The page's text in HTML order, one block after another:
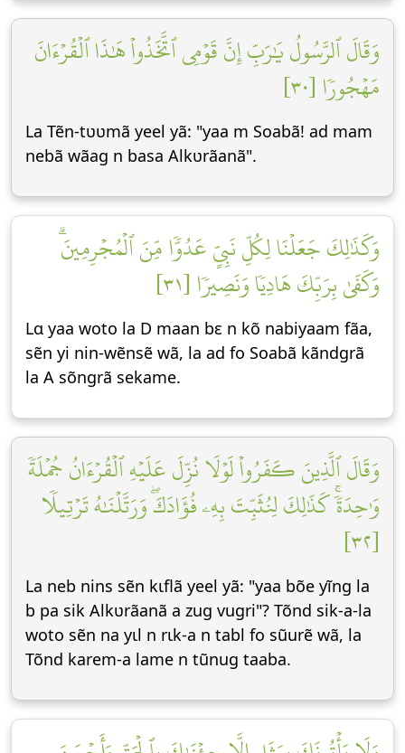
وَقَالَ ٱلرَّسُولُ يَٰرَبِّ إِنَّ قَوۡمِي ٱتَّخَذُواْ هَٰذَا ٱلۡقُرۡءَانَ
مَهۡجُورٗا [٣٠]
La Tẽn-tʋʋmã yeel yã: "yaa m Soabã! ad mam
nebã wãag n basa Alkʋrãanã".
وَكَذَٰلِكَ جَعَلۡنَا لِكُلِّ نَبِيٍّ عَدُوّٗا مِّنَ ٱلۡمُجۡرِمِينَۗ
وَكَفَىٰ بِرَبِّكَ هَادِيٗا وَنَصِيرٗا [٣١]
Lɑ yaa woto la D maan bε n kõ nabiyaam fãa,
sẽn yi nin-wẽnsẽ wã, la ad fo Soabã kãndgrã
la A sõngrã sekame.
وَقَالَ ٱلَّذِينَ كَفَرُواْ لَوۡلَا نُزِّلَ عَلَيۡهِ ٱلۡقُرۡءَانُ جُمۡلَةٗ
وَٰحِدَةٗۚ كَذَٰلِكَ لِنُثَبِّتَ بِهِۦ فُؤَادَكَۖ وَرَتَّلۡنَٰهُ تَرۡتِيلٗا
[٣٢]
La neb nins sẽn kɩflã yeel yã: "yaa bõe yĩng la
b pa sik Alkʋrãanã a zug vugri"? Tõnd sik-a-la
woto sẽn na yɩl n rɩk-a n tabl fo sũurẽ wã, la
Tõnd karem-a lame n tũnug taaba.